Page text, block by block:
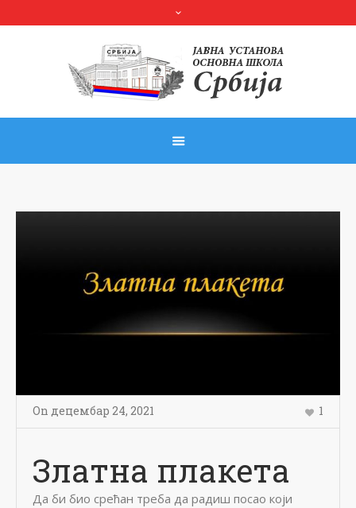
On децембар 24, 2021 1
Златна плакета
Да би био срећан треба да радиш посао који